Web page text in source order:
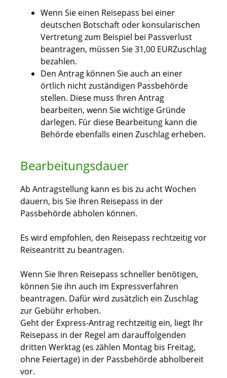
Wenn Sie einen Reisepass bei einer
deutschen Botschaft oder konsularischen
Vertretung zum Beispiel bei Passverlust
beantragen, müssen Sie 31,00 EURZuschlag
bezahlen.
Den Antrag können Sie auch an einer
örtlich nicht zuständigen Passbehörde
stellen. Diese muss Ihren Antrag
bearbeiten, wenn Sie wichtige Gründe
darlegen. Für diese Bearbeitung kann die
Behörde ebenfalls einen Zuschlag erheben.
Bearbeitungsdauer
Ab Antragstellung kann es bis zu acht Wochen
dauern, bis Sie Ihren Reisepass in der
Passbehörde abholen können.
Es wird empfohlen, den Reisepass rechtzeitig vor
Reiseantritt zu beantragen.
Wenn Sie Ihren Reisepass schneller benötigen,
können Sie ihn auch im Expressverfahren
beantragen. Dafür wird zusätzlich ein Zuschlag
zur Gebühr erhoben.
Geht der Express-Antrag rechtzeitig ein, liegt Ihr
Reisepass in der Regel am darauffolgenden
dritten Werktag (es zählen Montag bis Freitag,
ohne Feiertage) in der Passbehörde abholbereit
vor.